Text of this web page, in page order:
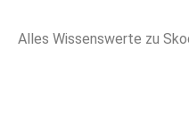
Alles Wissenswerte zu